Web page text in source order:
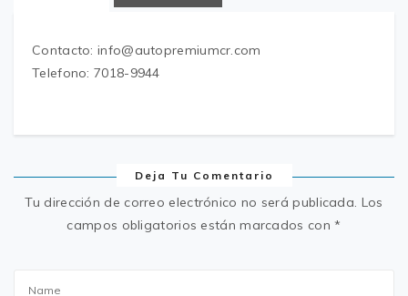
Contacto: info@autopremiumcr.com
Telefono: 7018-9944
Deja Tu Comentario
Tu dirección de correo electrónico no será publicada. Los
campos obligatorios están marcados con*